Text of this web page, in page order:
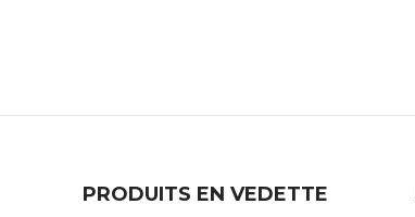
PRODUITS EN VEDETTE